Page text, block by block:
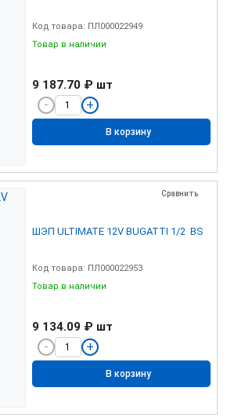
Код товара: ПЛ000022949
Товар в наличии
9 187.70 ₽ шт
В корзину
Сравнить
ШЭП ULTIMATE 12V BUGATTI 1/2 BS
Код товара: ПЛ000022953
Товар в наличии
9 134.09 ₽ шт
В корзину